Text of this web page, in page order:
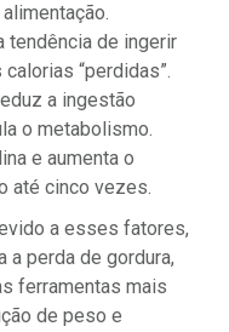
tendência de ingerir
“perdidas”.
a ingestão
o metabolismo.
e aumenta o
até cinco vezes.
a esses fatores,
a perda de gordura,
ferramentas mais
de peso e